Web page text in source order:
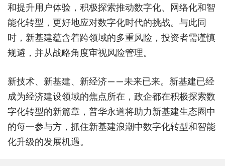
和提升用户体验，积极探索推动数字化、网络化和智
能化转型，更好地应对数字化时代的挑战。与此同
时，新基建蕴含着跨领域的多重风险，投资者需谨慎
规避，并从战略角度审视风险管理。
新技术、新基建、新经济——未来已来。新基建已经
成为经济建设领域的焦点所在，政企都在积极探索数
字化转型的新篇章，普华永道将助力新基建生态圈中
的每一参与方，抓住新基建浪潮中数字化转型和智能
化升级的发展机遇。